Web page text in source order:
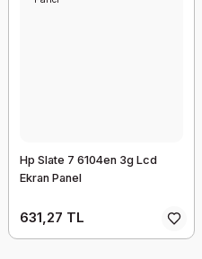
Hp Slate 7 6104en 3g Lcd
Ekran Panel
631,27 TL